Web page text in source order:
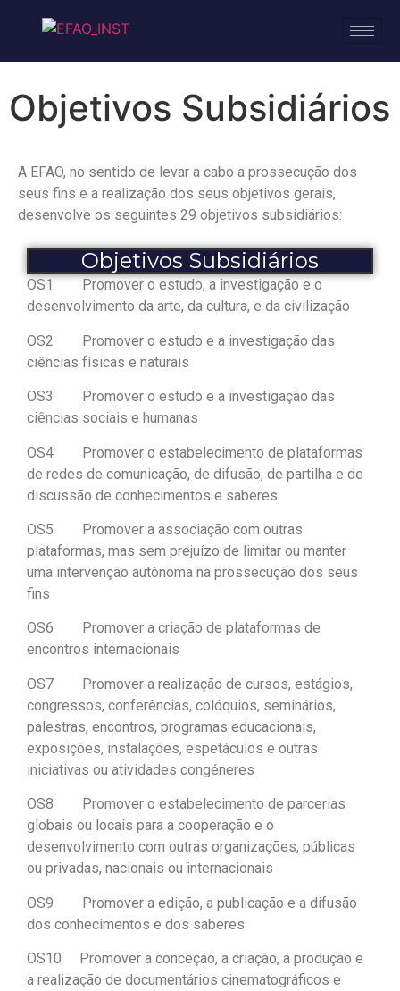
Objetivos Subsidiários
A EFAO, no sentido de levar a cabo a prossecução dos
seus fins e a realização dos seus objetivos gerais,
desenvolve os seguintes 29 objetivos subsidiários:
Objetivos Subsidiários
OS1 Promover o estudo, a investigação e o
desenvolvimento da arte, da cultura, e da civilização
OS2 Promover o estudo e a investigação das
ciências físicas e naturais
OS3 Promover o estudo e a investigação das
ciências sociais e humanas
OS4 Promover o estabelecimento de plataformas
de redes de comunicação, de difusão, de partilha e de
discussão de conhecimentos e saberes
OS5 Promover a associação com outras
plataformas, mas sem prejuízo de limitar ou manter
uma intervenção autónoma na prossecução dos seus
fins
OS6 Promover a criação de plataformas de
encontros internacionais
OS7 Promover a realização de cursos, estágios,
congressos, conferências, colóquios, seminários,
palestras, encontros, programas educacionais,
exposições, instalações, espetáculos e outras
iniciativas ou atividades congéneres
OS8 Promover o estabelecimento de parcerias
globais ou locais para a cooperação e o
desenvolvimento com outras organizações, públicas
ou privadas, nacionais ou internacionais
OS9 Promover a edição, a publicação e a difusão
dos conhecimentos e dos saberes
OS10 Promover a conceção, a criação, a produção e
a realização de documentários cinematográficos e